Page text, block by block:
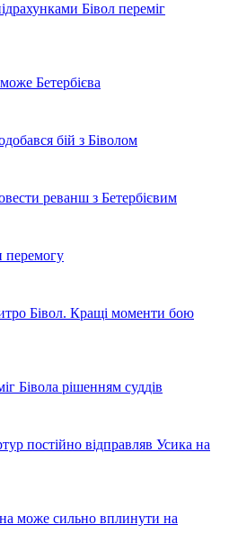
Бівол переміг
Бетербієва
бій з Біволом
реванш з Бетербієвим
перемогу
Бівол. Кращі моменти бою
Бівола рішенням суддів
постійно відправляв Усика на
може сильно вплинути на